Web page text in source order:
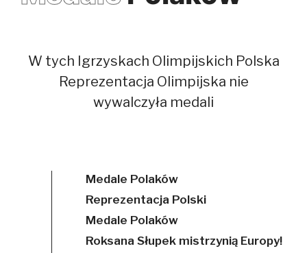
W tych Igrzyskach Olimpijskich Polska
Reprezentacja Olimpijska nie
wywalczyła medali
Medale Polaków
Reprezentacja Polski
Medale Polaków
Roksana Słupek mistrzynią Europy!